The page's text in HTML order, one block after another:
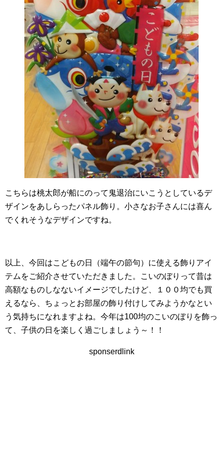
こちらは桃太郎が船にのって鬼退治にいこうとしているデ
ザインをあしらったパネル飾り。小さなお子さんには喜ん
でくれそうなデザインですね。
以上、今回はこどもの日（端午の節句）に使える飾りアイ
テムをご紹介させていただきました。こいのぼりって昔は
高額なものしなないイメージでしたけど、１００均でも買
えるなら、ちょっとお部屋の飾り付けしてみようかなとい
う気持ちになれますよね。今年は100均のこいのぼりを飾っ
て、子供の日を楽しく過ごしましょう～！！
sponserdlink